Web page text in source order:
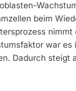
beim
war
Dadurch